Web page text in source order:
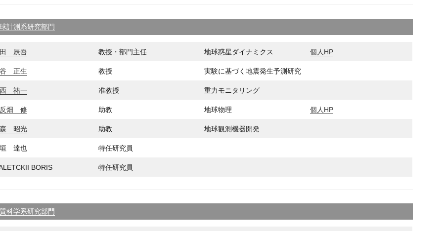
計測系研究部門
辰吾 教授・部門主任 地球惑星ダイナミクス 個人HP
正生 教授 実験に基づく地震発生予測研究
祐一 准教授 重力モニタリング
畑 修 助教 地球物理 個人HP
昭光 助教 地球観測機器開発
達也 特任研究員
BORIS 特任研究員
科学系研究部門